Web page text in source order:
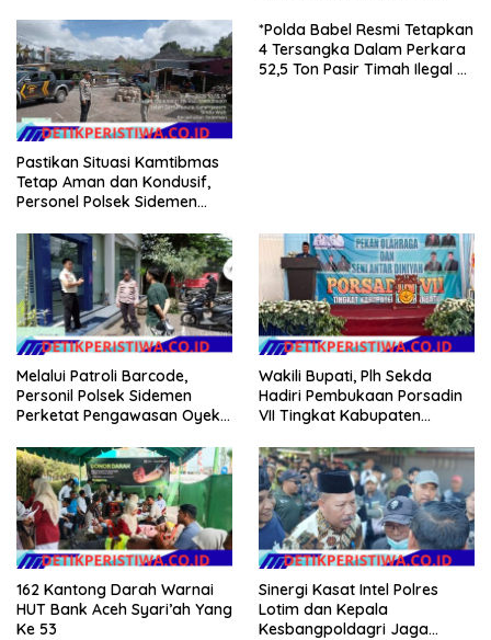
Warganya Kibarkan Bendera
Merah Putih
Pastikan Situasi Kamtibmas
Tetap Aman dan Kondusif,
Personel Polsek Sidemen
*Polda Babel Resmi Tetapkan
4 Tersangka Dalam Perkara
52,5 Ton Pasir Timah Ilegal Di
Melalui Patroli Barcode,
Personil Polsek Sidemen
Perketat Pengawasan Oyek
Wakili Bupati, Plh Sekda
Hadiri Pembukaan Porsadin
VII Tingkat Kabupaten
162 Kantong Darah Warnai
HUT Bank Aceh Syari’ah Yang
Ke 53
Sinergi Kasat Intel Polres
Lotim dan Kepala
Kesbangpoldagri Jaga